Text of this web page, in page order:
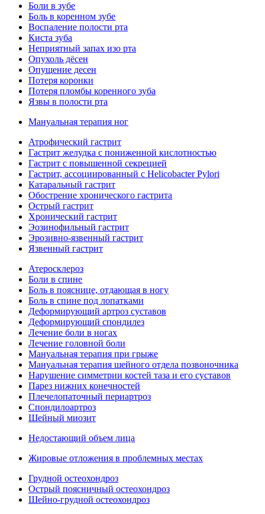
Боли в зубе
Боль в коренном зубе
Воспаление полости рта
Киста зуба
Неприятный запах изо рта
Опухоль дёсен
Опущение десен
Потеря коронки
Потеря пломбы коренного зуба
Язвы в полости рта
Мануальная терапия ног
Атрофический гастрит
Гастрит желудка с пониженной кислотностью
Гастрит с повышенной секрецией
Гастрит, ассоциированный с Helicobacter Pylori
Катаральный гастрит
Обострение хронического гастрита
Острый гастрит
Хронический гастрит
Эозинофильный гастрит
Эрозивно-язвенный гастрит
Язвенный гастрит
Атеросклероз
Боли в спине
Боль в пояснице, отдающая в ногу
Боль в спине под лопатками
Деформирующий артроз суставов
Деформирующий спондилез
Лечение боли в ногах
Лечение головной боли
Мануальная терапия при грыже
Мануальная терапия шейного отдела позвоночника
Нарушение симметрии костей таза и его суставов
Парез нижних конечностей
Плечелопаточный периартроз
Спондилоартроз
Шейный миозит
Недостающий объем лица
Жировые отложения в проблемных местах
Грудной остеохондроз
Острый поясничный остеохондроз
Шейно-грудной остеохондроз